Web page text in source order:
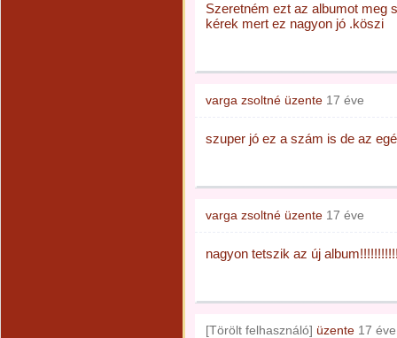
Szeretném ezt az albumot meg
kérek mert ez nagyon jó .köszi
varga zsoltné üzente 17 éve
szuper jó ez a szám is de az
varga zsoltné üzente 17 éve
nagyon tetszik az új
[Törölt felhasználó] üzente 17 éve